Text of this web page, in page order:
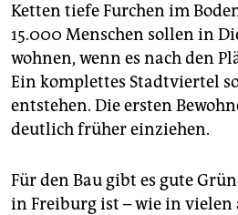
Ketten tiefe Furchen im
15.000 Menschen sollen in
wohnen, wenn es nach den
Ein komplettes Stadtviertel
entstehen. Die ersten
deutlich früher einziehen.
Für den Bau gibt es gute
in Freiburg ist – wie in vielen